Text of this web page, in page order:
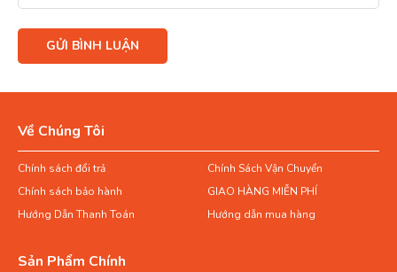
Về Chúng Tôi
Chính sách đổi trả
Chính Sách Vận Chuyển
Chính sách bảo hành
GIAO HÀNG MIỄN PHÍ
Hướng Dẫn Thanh Toán
Hướng dẫn mua hàng
Sản Phẩm Chính